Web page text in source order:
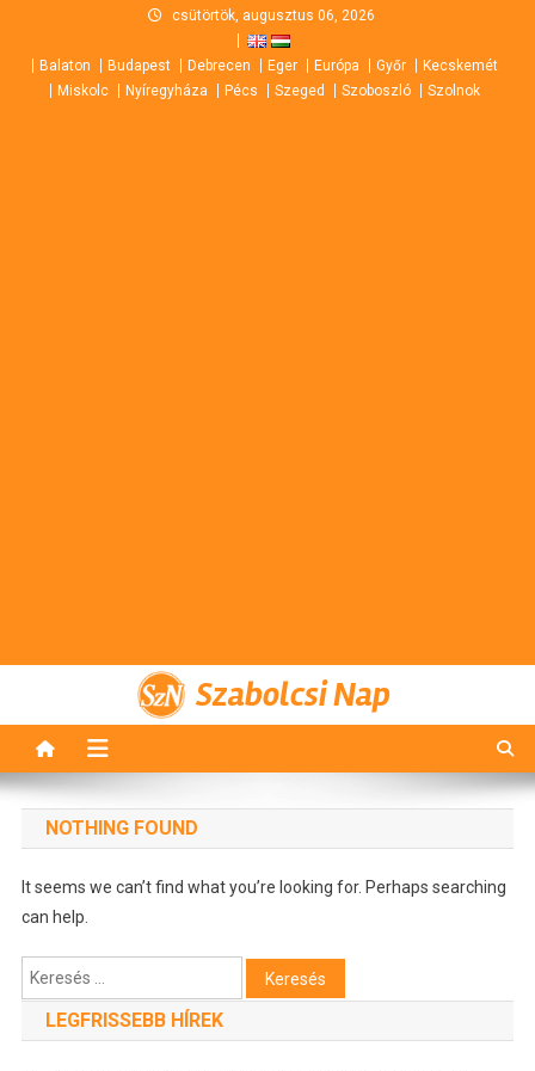
content
csütörtök, augusztus 06, 2026
Balaton Budapest Debrecen Eger Európa Győr
Kecskemét
Miskolc
Nyíregyháza Pécs Szeged Szoboszló Szolnok
Szabolcsi Nap
NOTHING FOUND
It seems we can’t find what you’re looking for. Perhaps searching
can help.
Keresés:
LEGFRISSEBB HÍREK